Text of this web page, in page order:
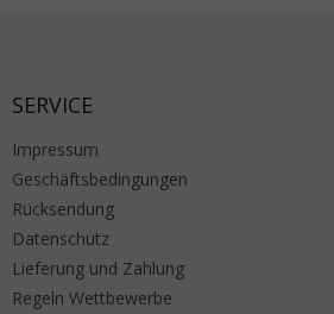
SERVICE
Impressum
Geschäftsbedingungen
Rücksendung
Datenschutz
Lieferung und Zahlung
Regeln Wettbewerbe